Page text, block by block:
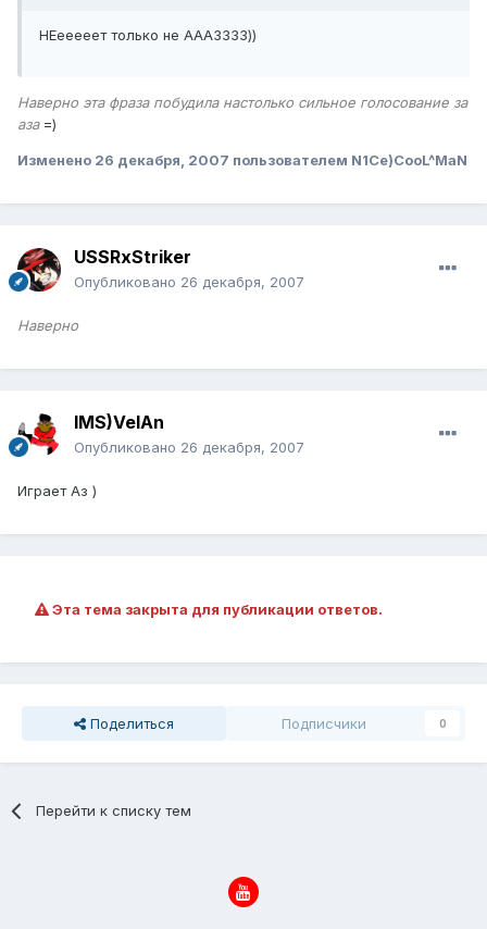
НЕееееет только не АААЗЗЗЗ))
Наверно эта фраза побудила настолько сильное голосование за
аза=)
Изменено 26 декабря, 2007 пользователем N1Ce)CooL^MaN
USSRxStriker
Опубликовано 26 декабря, 2007
Наверно
IMS)VelAn
Опубликовано 26 декабря, 2007
Играет Аз )
Эта тема закрыта для публикации ответов.
Поделиться Подписчики 0
Перейти к списку тем